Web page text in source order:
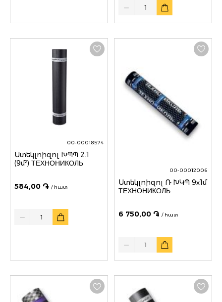
00-00018574
Ստեկլոիզոլ ԽՊՊ 2.1
(9մ²) ТЕХНОНИКОЛЬ
584,00 ֏ / հատ
Quantity
00-00012006
Ստեկլոիզոլ Ռ ԽԿՊ 9х1մ
ТЕХНОНИКОЛЬ
6 750,00 ֏ / հատ